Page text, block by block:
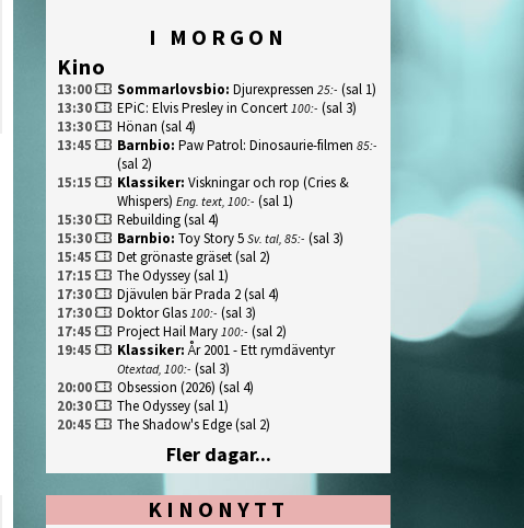
I MORGON
Kino
13:00 Sommarlovsbio: Djurexpressen 25:- (sal 1)
13:30
EPiC: Elvis Presley in Concert 100:- (sal 3)
13:30
Hönan (sal 4)
13:45
Barnbio: Paw Patrol: Dinosaurie-filmen 85:-
(sal 2)
15:15
Klassiker: Viskningar och rop (Cries &
Whispers) Eng. text, 100:- (sal 1)
15:30
Rebuilding(sal 4)
15:30
Barnbio: Toy Story 5 Sv. tal, 85:- (sal 3)
15:45
Det grönaste gräset(sal 2)
17:15
The Odyssey(sal 1)
17:30
Djävulen bär Prada 2(sal 4)
17:30
Doktor Glas 100:- (sal 3)
17:45
Project Hail Mary 100:- (sal 2)
19:45
Klassiker: År 2001 - Ett rymdäventyr
Otextad, 100:- (sal 3)
20:00
Obsession (2026) (sal 4)
20:30
The Odyssey(sal 1)
20:45
The Shadow's Edge(sal 2)
Fler dagar...
KINONYTT